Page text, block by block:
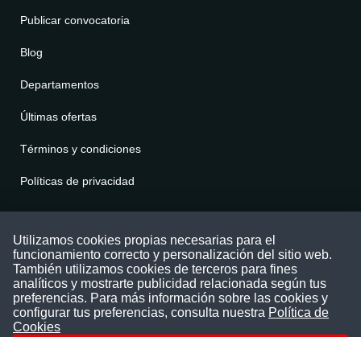
Publicar convocatoria
Blog
Departamentos
Últimas ofertas
Términos y condiciones
Políticas de privacidad
Puede comunicarse con nosotros a través
nuestras redes sociales o del correo:
contacto@convocatoriasdetrabajo.com
Siguenos en:
Utilizamos cookies propias necesarias para el
funcionamiento correcto y personalización del sitio web.
También utilizamos cookies de terceros para fines
analíticos y mostrarte publicidad relacionada según tus
preferencias. Para más información sobre las cookies y
configurar tus preferencias, consulta nuestra Política de
Cookies